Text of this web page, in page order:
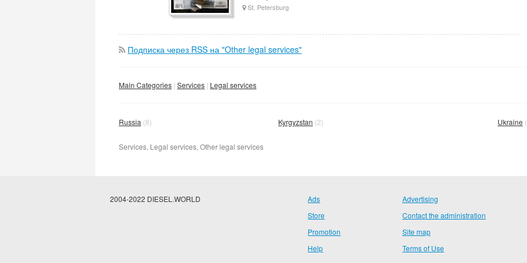
St. Petersburg
Подписка через RSS на "Other legal services"
Main Categories Services Legal services
Russia (8) Kyrgyzstan (2) Ukraine
Services, Legal services, Other legal services
2004-2022 DIESEL.WORLD
Ads
Store
Promotion
Help
Advertising
Contact the administration
Site map
Terms of Use